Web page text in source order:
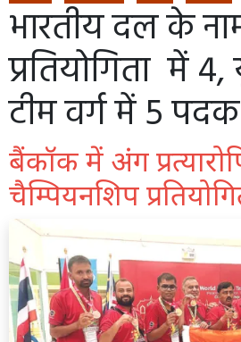
भारतीय दल के
प्रतियोगिता में
टीम वर्ग में 5 पदक
बैंकॉक में अंग
चैम्पियनशिप